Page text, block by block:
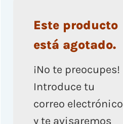
Este producto
está agotado.
¡No te preocupes!
Introduce tu
correo electrónico
y te avisaremos